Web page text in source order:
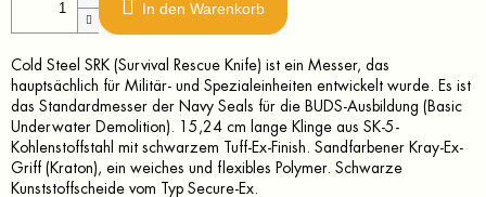
In den Warenkorb
Cold Steel SRK (Survival Rescue Knife) ist ein Messer, das
hauptsächlich für Militär- und Spezialeinheiten entwickelt wurde. Es ist
das Standardmesser der Navy Seals für die BUDS-Ausbildung (Basic
Underwater Demolition). 15,24 cm lange Klinge aus SK-5-
Kohlenstoffstahl mit schwarzem Tuff-Ex-Finish. Sandfarbener Kray-Ex-
Griff (Kraton), ein weiches und flexibles Polymer. Schwarze
Kunststoffscheide vom Typ Secure-Ex.